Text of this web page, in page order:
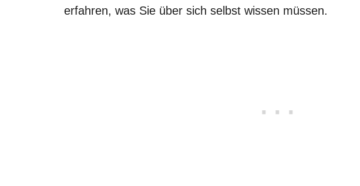
erfahren, was Sie über sich selbst wissen müssen.